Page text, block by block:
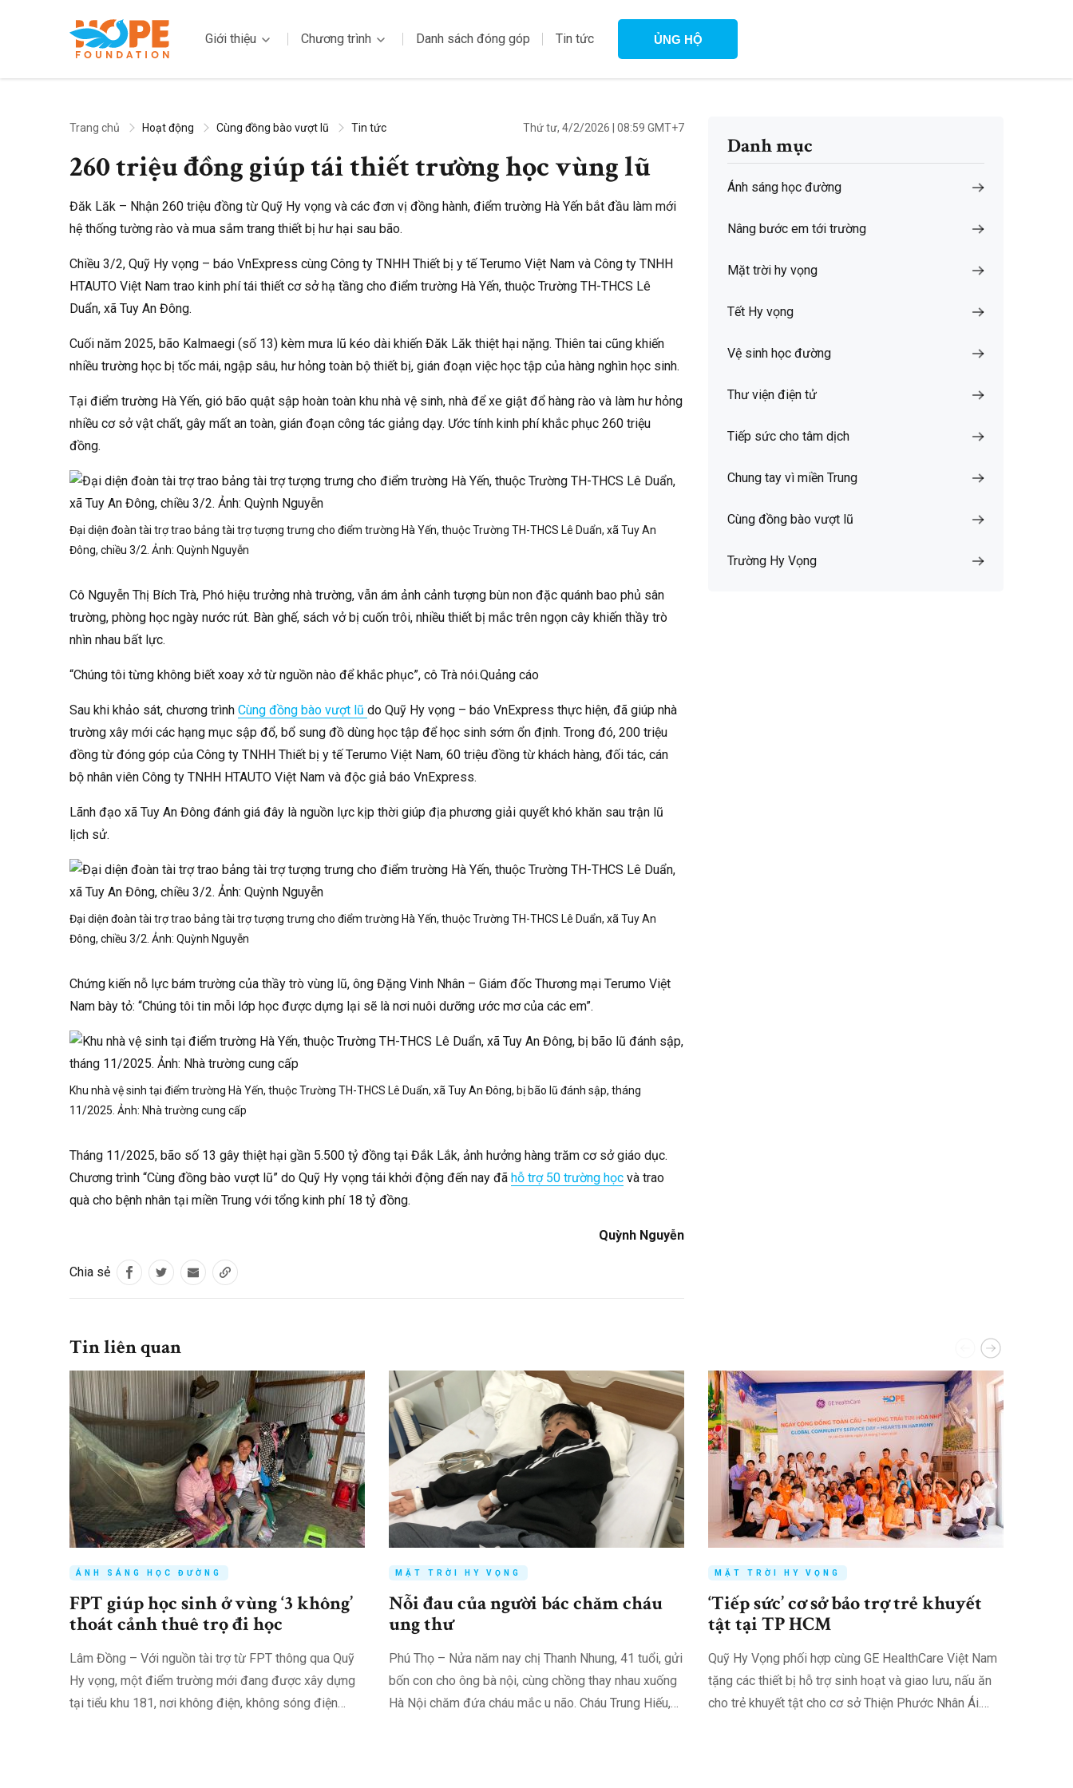
Giới thiệu Chương trình Danh sách đóng góp Tin tức ỦNG HỘ
Trang chủ Hoạt động Cùng đồng bào vượt lũ Tin tức Thứ tư, 4/2/2026 | 08:59 GMT+7
260 triệu đồng giúp tái thiết trường học vùng lũ
Đăk Lăk – Nhận 260 triệu đồng từ Quỹ Hy vọng và các đơn vị đồng hành, điểm trường Hà Yến bắt đầu làm mới
hệ thống tường rào và mua sắm trang thiết bị hư hại sau bão.
Chiều 3/2, Quỹ Hy vọng – báo VnExpress cùng Công ty TNHH Thiết bị y tế Terumo Việt Nam và Công ty TNHH
HTAUTO Việt Nam trao kinh phí tái thiết cơ sở hạ tầng cho điểm trường Hà Yến, thuộc Trường TH-THCS Lê
Duẩn, xã Tuy An Đông.
Cuối năm 2025, bão Kalmaegi (số 13) kèm mưa lũ kéo dài khiến Đăk Lăk thiệt hại nặng. Thiên tai cũng khiến
nhiều trường học bị tốc mái, ngập sâu, hư hỏng toàn bộ thiết bị, gián đoạn việc học tập của hàng nghìn học sinh.
Tại điểm trường Hà Yến, gió bão quật sập hoàn toàn khu nhà vệ sinh, nhà để xe giật đổ hàng rào và làm hư hỏng
nhiều cơ sở vật chất, gây mất an toàn, gián đoạn công tác giảng dạy. Ước tính kinh phí khắc phục 260 triệu
đồng.
Đại diện đoàn tài trợ trao bảng tài trợ tượng trưng cho điểm trường Hà Yến, thuộc Trường TH-THCS Lê Duẩn, xã Tuy An
Đông, chiều 3/2. Ảnh: Quỳnh Nguyễn
Cô Nguyễn Thị Bích Trà, Phó hiệu trưởng nhà trường, vẫn ám ảnh cảnh tượng bùn non đặc quánh bao phủ sân
trường, phòng học ngày nước rút. Bàn ghế, sách vở bị cuốn trôi, nhiều thiết bị mắc trên ngọn cây khiến thầy trò
nhìn nhau bất lực.
“Chúng tôi từng không biết xoay xở từ nguồn nào để khắc phục”, cô Trà nói.Quảng cáo
Sau khi khảo sát, chương trình Cùng đồng bào vượt lũ do Quỹ Hy vọng – báo VnExpress thực hiện, đã giúp nhà
trường xây mới các hạng mục sập đổ, bổ sung đồ dùng học tập để học sinh sớm ổn định. Trong đó, 200 triệu
đồng từ đóng góp của Công ty TNHH Thiết bị y tế Terumo Việt Nam, 60 triệu đồng từ khách hàng, đối tác, cán
bộ nhân viên Công ty TNHH HTAUTO Việt Nam và độc giả báo VnExpress.
Lãnh đạo xã Tuy An Đông đánh giá đây là nguồn lực kịp thời giúp địa phương giải quyết khó khăn sau trận lũ
lịch sử.
Đại diện đoàn tài trợ trao bảng tài trợ tượng trưng cho điểm trường Hà Yến, thuộc Trường TH-THCS Lê Duẩn, xã Tuy An
Đông, chiều 3/2. Ảnh: Quỳnh Nguyễn
Chứng kiến nỗ lực bám trường của thầy trò vùng lũ, ông Đặng Vinh Nhân – Giám đốc Thương mại Terumo Việt
Nam bày tỏ: “Chúng tôi tin mỗi lớp học được dựng lại sẽ là nơi nuôi dưỡng ước mơ của các em”.
Khu nhà vệ sinh tại điểm trường Hà Yến, thuộc Trường TH-THCS Lê Duẩn, xã Tuy An Đông, bị bão lũ đánh sập, tháng
11/2025. Ảnh: Nhà trường cung cấp
Tháng 11/2025, bão số 13 gây thiệt hại gần 5.500 tỷ đồng tại Đắk Lắk, ảnh hưởng hàng trăm cơ sở giáo dục.
Chương trình “Cùng đồng bào vượt lũ” do Quỹ Hy vọng tái khởi động đến nay đã hỗ trợ 50 trường học và trao
quà cho bệnh nhân tại miền Trung với tổng kinh phí 18 tỷ đồng.
Quỳnh Nguyễn
Chia sẻ
Danh mục
Ánh sáng học đường
Nâng bước em tới trường
Mặt trời hy vọng
Tết Hy vọng
Vệ sinh học đường
Thư viện điện tử
Tiếp sức cho tâm dịch
Chung tay vì miền Trung
Cùng đồng bào vượt lũ
Trường Hy Vọng
Tin liên quan
ÁNH SÁNG HỌC ĐƯỜNG
FPT giúp học sinh ở vùng ‘3 không’
thoát cảnh thuê trọ đi học
Lâm Đồng – Với nguồn tài trợ từ FPT thông qua Quỹ
Hy vọng, một điểm trường mới đang được xây dựng
tại tiểu khu 181, nơi không điện, không sóng điện
MẶT TRỜI HY VỌNG
Nỗi đau của người bác chăm cháu
ung thư
Phú Thọ – Nửa năm nay chị Thanh Nhung, 41 tuổi, gửi
bốn con cho ông bà nội, cùng chồng thay nhau xuống
Hà Nội chăm đứa cháu mắc u não. Cháu Trung Hiếu,
MẶT TRỜI HY VỌNG
‘Tiếp sức’ cơ sở bảo trợ trẻ khuyết
tật tại TP HCM
Quỹ Hy Vọng phối hợp cùng GE HealthCare Việt Nam
tặng các thiết bị hỗ trợ sinh hoạt và giao lưu, nấu ăn
cho trẻ khuyết tật cho cơ sở Thiện Phước Nhân Ái.